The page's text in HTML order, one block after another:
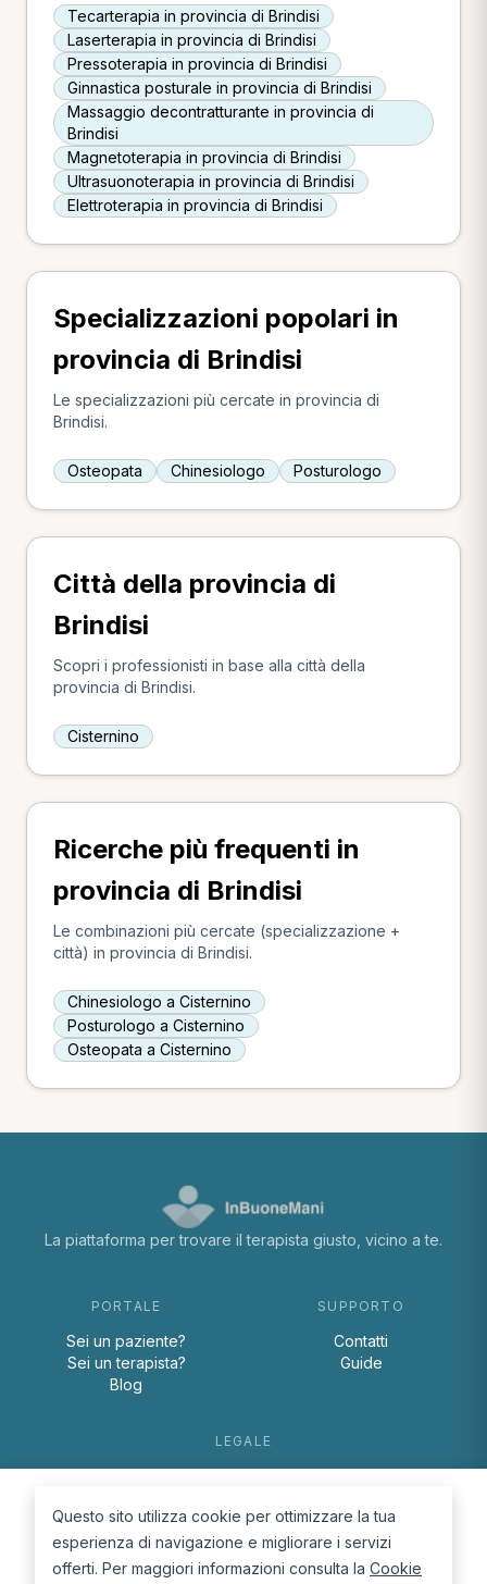
Tecarterapia in provincia di Brindisi
Laserterapia in provincia di Brindisi
Pressoterapia in provincia di Brindisi
Ginnastica posturale in provincia di Brindisi
Massaggio decontratturante in provincia di
Brindisi
Magnetoterapia in provincia di Brindisi
Ultrasuonoterapia in provincia di Brindisi
Elettroterapia in provincia di Brindisi
Specializzazioni popolari in
provincia di Brindisi
Le specializzazioni più cercate in provincia di
Brindisi.
Osteopata Chinesiologo Posturologo
Città della provincia di
Brindisi
Scopri i professionisti in base alla città della
provincia di Brindisi.
Cisternino
Ricerche più frequenti in
provincia di Brindisi
Le combinazioni più cercate (specializzazione +
città) in provincia di Brindisi.
Chinesiologo a Cisternino
Posturologo a Cisternino
Osteopata a Cisternino
La piattaforma per trovare il terapista giusto, vicino a te.
PORTALE
Sei un paziente?
Sei un terapista?
Blog
SUPPORTO
Contatti
Guide
LEGALE
Cookie Policy
Questo sito utilizza cookie per ottimizzare la tua
esperienza di navigazione e migliorare i servizi
offerti. Per maggiori informazioni consulta la Cookie